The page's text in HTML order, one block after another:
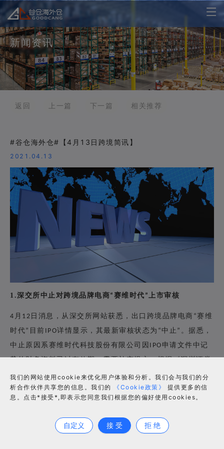
新闻资讯
返回 上一篇 下一篇 相关推荐
#谷仓海外仓#【4月13日跨境简讯】
2021.04.13
1.深交所中止对跨境品牌电商“ 赛维时代 ” 上市审核
4 月 12 日消息，从深交所网站获悉，出口跨境品牌电商 “赛维
时代” 目前 IPO详情显示，其最新审核状态为 “ 中止 ” 。据悉，
中止原因系赛维时代科技股份有限公司因 IPO 申请文件中记
载的财务资料已过有效期，需要补充提交，根据《深圳证券
交易所创业板股票发行上市审核规则》的相关规定，深交所
中止其发行上市审核。
年河南跨境电商交易额1745亿元 同比增长
我们的网站使用cookie来优化用户体验和分析。我们会与我们的分
析合作伙伴共享您的信息。我们的
《Cookie政策》
提供更多的信
息。点击*接受*,即表示您同意我们根据您的偏好使用cookies。
自定义 接 受 拒 绝